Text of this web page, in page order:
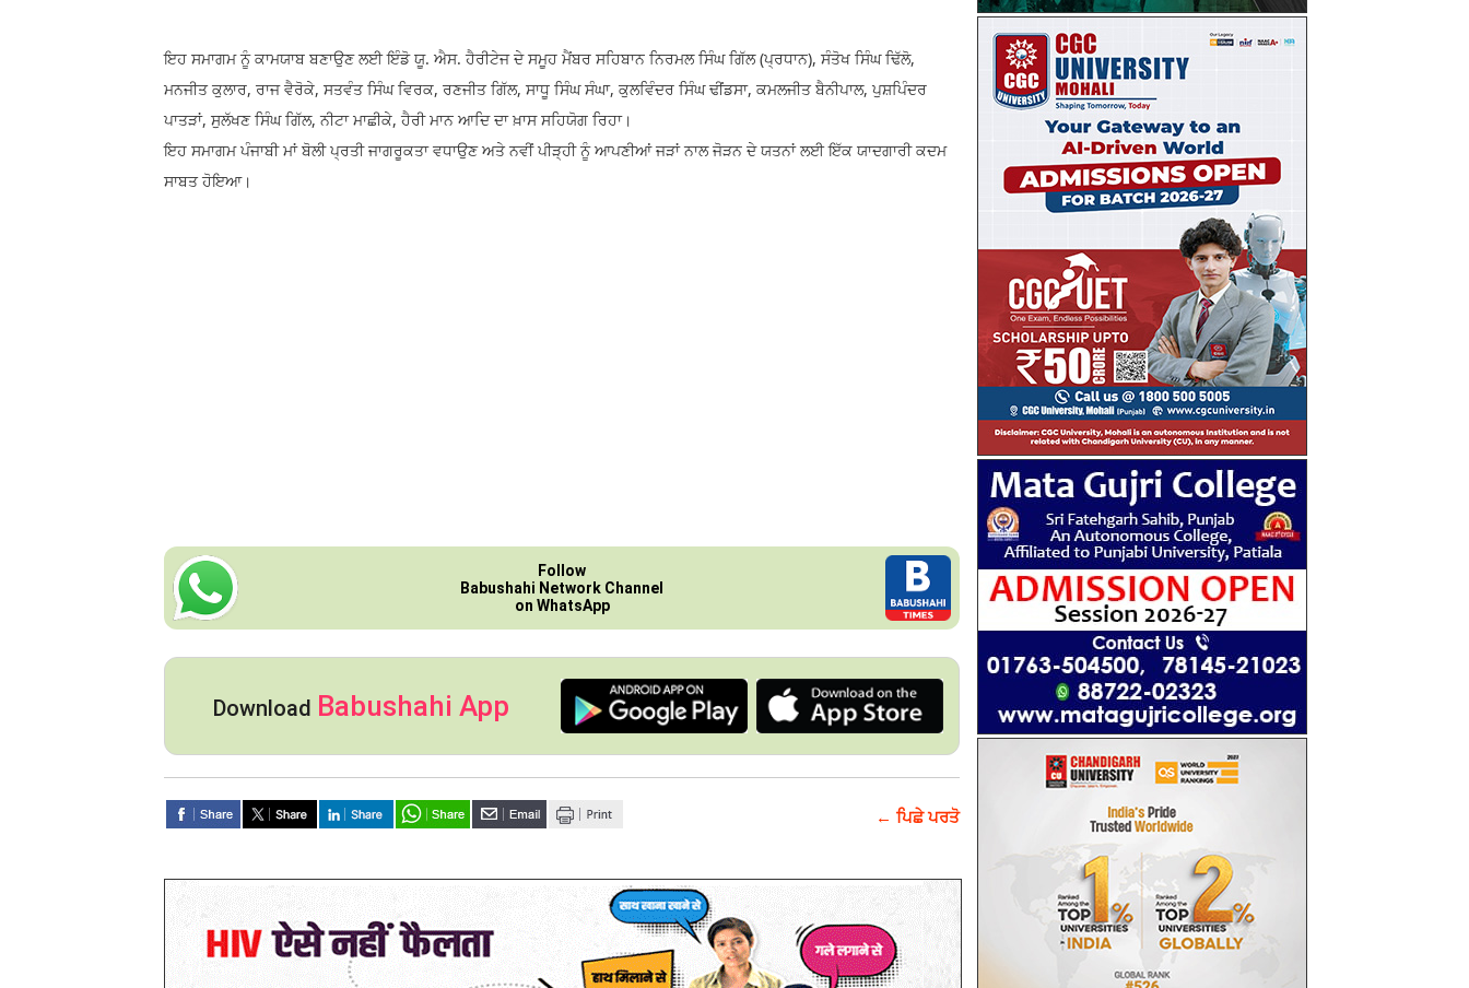
ਇਹ ਸਮਾਗਮ ਨੂੰ ਕਾਮਯਾਬ ਬਣਾਉਣ ਲਈ ਇੰਡੋ ਯੂ. ਐਸ. ਹੈਰੀਟੇਜ ਦੇ ਸਮੂਹ ਮੈਂਬਰ ਸਹਿਬਾਨ ਨਿਰਮਲ ਸਿੰਘ ਗਿੱਲ (ਪ੍ਰਧਾਨ), ਸੰਤੋਖ ਸਿੰਘ ਢਿੱਲੋ,
ਮਨਜੀਤ ਕੁਲਾਰ, ਰਾਜ ਵੈਰੋਕੇ, ਸਤਵੰਤ ਸਿੰਘ ਵਿਰਕ, ਰਣਜੀਤ ਗਿੱਲ, ਸਾਧੂ ਸਿੰਘ ਸੰਘਾ, ਕੁਲਵਿੰਦਰ ਸਿੰਘ ਢੀਂਡਸਾ, ਕਮਲਜੀਤ ਬੈਨੀਪਾਲ, ਪੁਸ਼ਪਿੰਦਰ
ਪਾਤੜਾਂ, ਸੁਲੱਖਣ ਸਿੰਘ ਗਿੱਲ, ਨੀਟਾ ਮਾਛੀਕੇ, ਹੈਰੀ ਮਾਨ ਆਦਿ ਦਾ ਖ਼ਾਸ ਸਹਿਯੋਗ ਰਿਹਾ।
ਇਹ ਸਮਾਗਮ ਪੰਜਾਬੀ ਮਾਂ ਬੋਲੀ ਪ੍ਰਤੀ ਜਾਗਰੂਕਤਾ ਵਧਾਉਣ ਅਤੇ ਨਵੀਂ ਪੀੜ੍ਹੀ ਨੂੰ ਆਪਣੀਆਂ ਜੜਾਂ ਨਾਲ ਜੋੜਨ ਦੇ ਯਤਨਾਂ ਲਈ ਇੱਕ ਯਾਦਗਾਰੀ ਕਦਮ
ਸਾਬਤ ਹੋਇਆ।
Follow
Babushahi Network Channel
on WhatsApp
Download Babushahi App
← ਪਿਛੇ ਪਰਤੋ